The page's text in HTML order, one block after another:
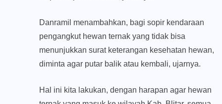
Danramil menambahkan, bagi sopir kendaraan
pengangkut hewan ternak yang tidak bisa
menunjukkan surat keterangan kesehatan hewan,
diminta agar putar balik atau kembali, ujarnya.
Hal ini kita lakukan, dengan harapan agar hewan